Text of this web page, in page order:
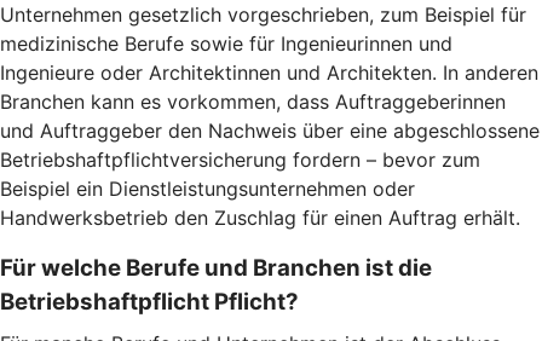
Unternehmen gesetzlich vorgeschrieben, zum Beispiel für
medizinische Berufe sowie für Ingenieurinnen und
Ingenieure oder Architektinnen und Architekten. In anderen
Branchen kann es vorkommen, dass Auftraggeberinnen
und Auftraggeber den Nachweis über eine abgeschlossene
Betriebshaftpflichtversicherung fordern – bevor zum
Beispiel ein Dienstleistungsunternehmen oder
Handwerksbetrieb den Zuschlag für einen Auftrag erhält.
Für welche Berufe und Branchen ist die
Betriebshaftpflicht Pflicht?